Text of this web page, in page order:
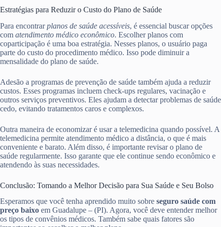
Estratégias para Reduzir o Custo do Plano de Saúde
Para encontrarplanos de saúde acessíveis, é essencial buscar opções
com atendimento médico econômico. Escolher planos com
coparticipação é uma boa estratégia. Nesses planos, o usuário paga
parte do custo do procedimento médico. Isso pode diminuir a
mensalidade do plano de saúde.
Adesão a programas de prevenção de saúde também ajuda a reduzir
custos. Esses programas incluem check-ups regulares, vacinação e
outros serviços preventivos. Eles ajudam a detectar problemas de saúde
cedo, evitando tratamentos caros e complexos.
Outra maneira de economizar é usar a telemedicina quando possível. A
telemedicina permite atendimento médico a distância, o que é mais
conveniente e barato. Além disso, é importante revisar o plano de
saúde regularmente. Isso garante que ele continue sendo econômico e
atendendo às suas necessidades.
Conclusão: Tomando a Melhor Decisão para Sua Saúde e Seu Bolso
Esperamos que você tenha aprendido muito sobre seguro saúde com
preço baixo em Guadalupe – (PI). Agora, você deve entender melhor
os tipos de convênios médicos. Também sabe quais fatores são